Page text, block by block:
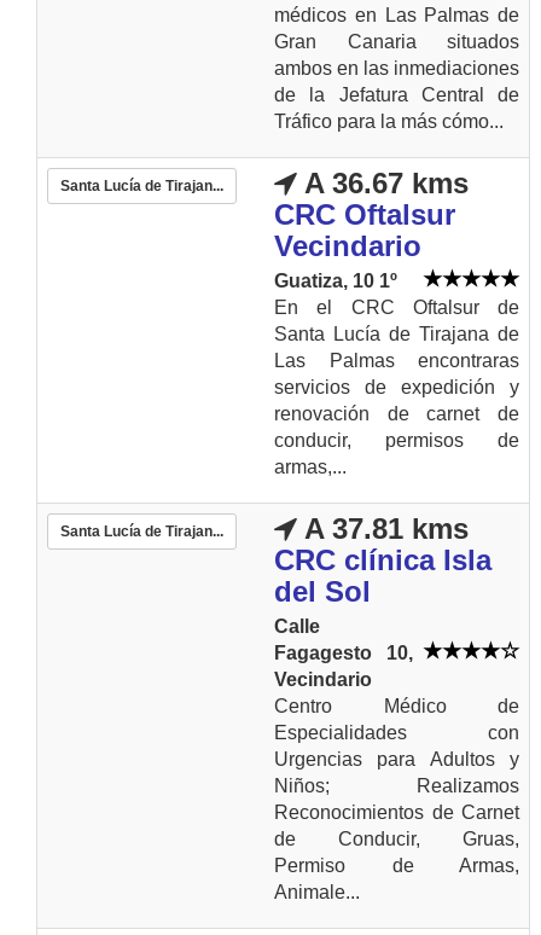
médicos en Las Palmas de
Gran Canaria situados
ambos en las inmediaciones
de la Jefatura Central de
Tráfico para la más cómo...
Santa Lucía de Tirajan...
A 36.67 kms
CRC Oftalsur
Vecindario
Guatiza, 10 1º
En el CRC Oftalsur de
Santa Lucía de Tirajana de
Las Palmas encontraras
servicios de expedición y
renovación de carnet de
conducir, permisos de
armas,...
Santa Lucía de Tirajan...
A 37.81 kms
CRC clínica Isla
del Sol
Calle
Fagagesto 10,
Vecindario
Centro Médico de
Especialidades con
Urgencias para Adultos y
Niños; Realizamos
Reconocimientos de Carnet
de Conducir, Gruas,
Permiso de Armas,
Animale...